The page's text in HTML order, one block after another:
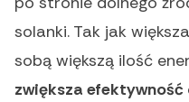
solanki. Tak jak
sobą większą ilość
zwiększa efektywność